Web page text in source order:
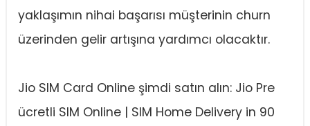
yaklaşımın nihai başarısı müşterinin churn
üzerinden gelir artışına yardımcı olacaktır.
Jio SIM Card Online şimdi satın alın: Jio Pre
ücretli SIM Online | SIM Home Delivery in 90